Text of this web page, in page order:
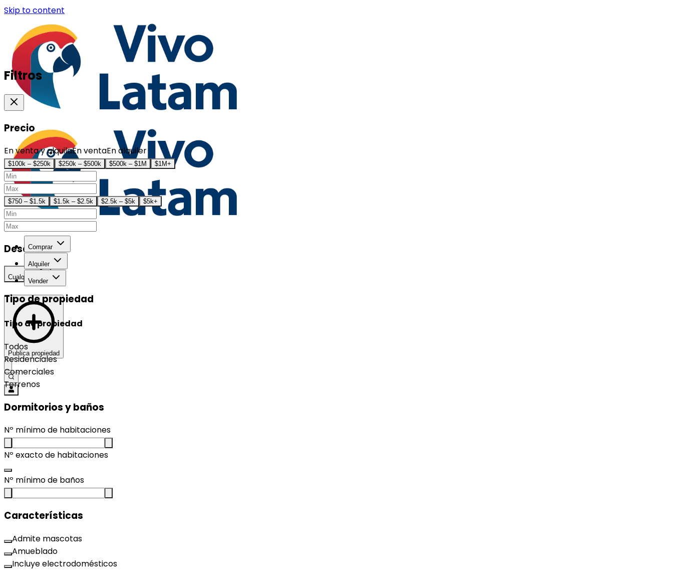
Skip to content
Comprar
Alquiler
Vender
Publica propiedad
Filtros
Precio
En venta y alquilaEn ventaEn alquiler
$100k – $250k $250k – $500k $500k – $1M $1M+
$750 – $1.5k $1.5k – $2.5k $2.5k – $5k $5k+
Desarrollo
Cualquier
Tipo de propiedad
Tipo de propiedad
Todos
Residenciales
Comerciales
Terrenos
Dormitorios y baños
Nº mínimo de habitaciones
Nº exacto de habitaciones
Nº mínimo de baños
Características
Admite mascotas
Amueblado
Incluye electrodomésticos